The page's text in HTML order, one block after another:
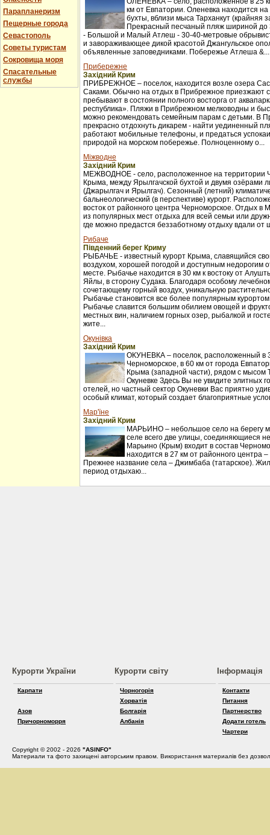
Парапланеризм
Пещерные города
Севастополь
Советы туристам
Сокровища моря
Спасательные
службы
км от Евпатории. Оленевка находится
бухты, вблизи мыса Тарханкут (крайняя
Прекрасный песчаный пляж шириной до
- Большой и Малый Атлеш - 30-40-метровые
и завораживающее дикой красотой Джангульское
объявленные заповедниками. Побережье Атлеша &...
Прибережне
Західний Крим
ПРИБРЕЖНОЕ – поселок, находится возле озера
Саками. Обычно на отдых в Прибрежное приезжают
пребывают в состоянии полного восторга от
республика». Пляжи в Прибрежном мелководны и
можно рекомендовать семейным парам с детьми. В
прекрасно отдохнуть дикарем - найти уединенный
работают мобильные телефоны, и предаться
природой на морском побережье. Полноценному о...
Міжводне
Західний Крим
МЕЖВОДНОЕ - село, расположенное на территории
Крыма, между Ярылгачской бухтой и двумя озёрами
(Джарылгач и Ярылгач). Сезонный (летний)
бальнеологический (в перспективе) курорт.
восток от районного центра Черноморское. Отдых в
из популярных мест отдыха для всей семьи или
где можно предастся беззаботному отдыху вдали от
Рибаче
Південний берег Криму
РЫБАЧЬЕ - известный курорт Крыма, славящийся
воздухом, хорошей погодой и доступным недорогим
месте. Рыбачье находится в 30 км к востоку от
Яйлы, в сторону Судака. Благодаря особому
сочетающему горный воздух, уникальную
Рыбачье становится все более популярным
Рыбачье славится большим обилием овощей и
местных вин, наличием горных озер, рыбалкой и
жите...
Окунівка
Західний Крим
ОКУНЕВКА – поселок, расположенный в
Черноморское, в 60 км от города
Крыма (западной части), рядом с мысом
Окуневке Здесь Вы не увидите элитных
отелей, но частный сектор Окуневки Вас приятно
особый климат, который создает благоприятные
Мар'їне
Західний Крим
МАРЬИНО – небольшое село на берегу
селе всего две улицы, соединяющиеся
Марьино (Крым) входит в состав
находится в 27 км от районного центра
Прежнее название села – Джимбаба (татарское).
период отдыхаю...
Курорти України
Карпати
Азов
Причорноморря
Курорти світу
Чорногорія
Хорватія
Болгарія
Албанія
Інформація
Контакти
Питання
Партнерство
Додати готель
Чартери
Copyright © 2002 - 2026 "ASINFO"
Материали та фото захищені авторським правом. Використання материалів без